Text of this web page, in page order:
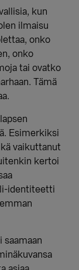
kun
ilmaisu
onko
onko
tai ovatko
Tämä
Esimerkiksi
vaikuttanut
kertoi
identiteetti
saamaan